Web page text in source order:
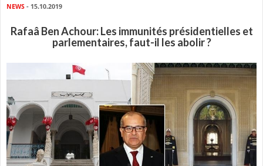
NEWS - 15.10.2019
Rafaâ Ben Achour: Les immunités présidentielles et
parlementaires, faut-il les abolir ?